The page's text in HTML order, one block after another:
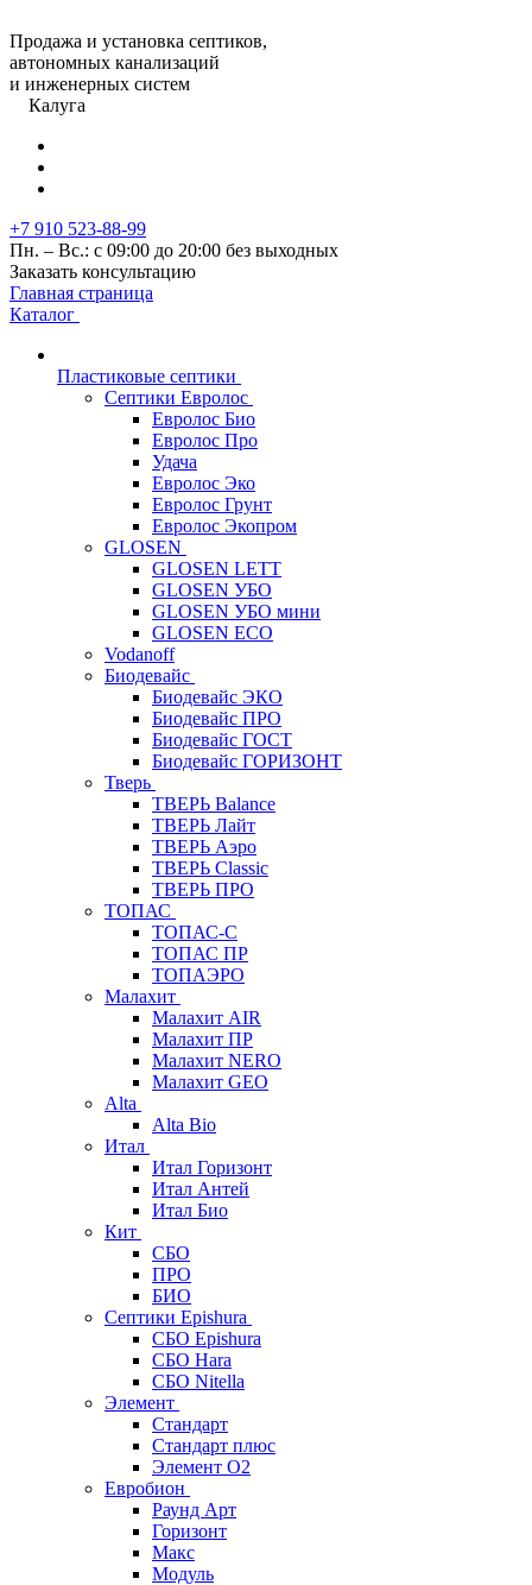
Продажа и установка септиков,
автономных канализаций
и инженерных систем
Калуга
+7 910 523-88-99
Пн. – Вс.: с 09:00 до 20:00 без выходных
Заказать консультацию
Главная страница
Каталог
Пластиковые септики
Септики Евролос
Евролос Био
Евролос Про
Удача
Евролос Эко
Евролос Грунт
Евролос Экопром
GLOSEN
GLOSEN LETT
GLOSEN УБО
GLOSEN УБО мини
GLOSEN ECO
Vodanoff
Биодевайс
Биодевайс ЭКО
Биодевайс ПРО
Биодевайс ГОСТ
Биодевайс ГОРИЗОНТ
Тверь
ТВЕРЬ Balance
ТВЕРЬ Лайт
ТВЕРЬ Аэро
ТВЕРЬ Classic
ТВЕРЬ ПРО
ТОПАС
ТОПАС-С
ТОПАС ПР
ТОПАЭРО
Малахит
Малахит AIR
Малахит ПР
Малахит NERO
Малахит GEO
Alta
Alta Bio
Итал
Итал Горизонт
Итал Антей
Итал Био
Кит
СБО
ПРО
БИО
Септики Epishura
СБО Epishura
СБО Hara
СБО Nitella
Элемент
Стандарт
Стандарт плюс
Элемент О2
Евробион
Раунд Арт
Горизонт
Макс
Модуль